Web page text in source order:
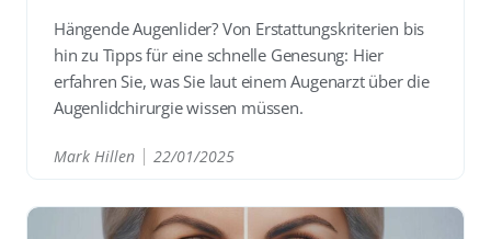
Hängende Augenlider? Von Erstattungskriterien bis
hin zu Tipps für eine schnelle Genesung: Hier
erfahren Sie, was Sie laut einem Augenarzt über die
Augenlidchirurgie wissen müssen.
Mark Hillen 22/01/2025